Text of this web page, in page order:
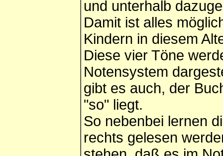
und unterhalb
Damit ist alles
Kindern in diesem
Diese vier Töne
Notensystem
gibt es auch, der
"so" liegt.
So nebenbei lernen
rechts gelesen